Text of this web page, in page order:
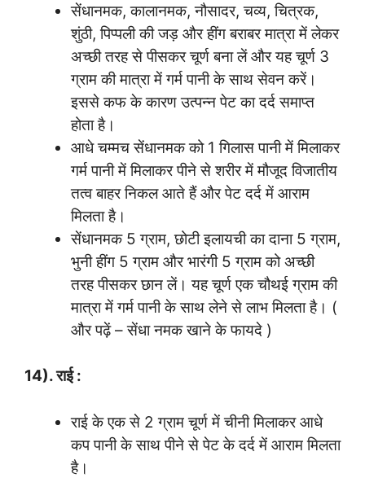
सेंधानमक, कालानमक, नौसादर, चव्य, चित्रक,
शुंठी, पिप्पली की जड़ और हींग बराबर मात्रा में लेकर
अच्छी तरह से पीसकर चूर्ण बना लें और यह चूर्ण 3
ग्राम की मात्रा में गर्म पानी के साथ सेवन करें।
इससे कफ के कारण उत्पन्न पेट का दर्द समाप्त
होता है।
आधे चम्मच सेंधानमक को 1 गिलास पानी में मिलाकर
गर्म पानी में मिलाकर पीने से शरीर में मौजूद विजातीय
तत्व बाहर निकल आते हैं और पेट दर्द में आराम
मिलता है।
सेंधानमक 5 ग्राम, छोटी इलायची का दाना 5 ग्राम,
भुनी हींग 5 ग्राम और भारंगी 5 ग्राम को अच्छी
तरह पीसकर छान लें। यह चूर्ण एक चौथई ग्राम की
मात्रा में गर्म पानी के साथ लेने से लाभ मिलता है। (
और पढ़ें – सेंधा नमक खाने के फायदे )
14). राई :
राई के एक से 2 ग्राम चूर्ण में चीनी मिलाकर आधे
कप पानी के साथ पीने से पेट के दर्द में आराम मिलता
है।